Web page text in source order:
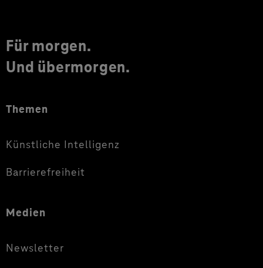
Für morgen.
Und übermorgen.
Themen
Künstliche Intelligenz
Barrierefreiheit
Medien
Newsletter